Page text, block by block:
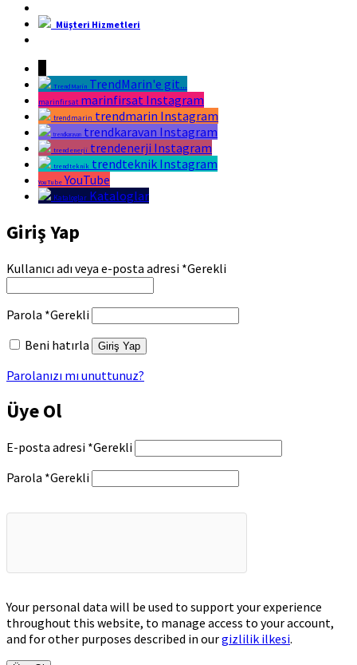
Müşteri Hizmetleri
TrendMarin TrendMarin'e git...
marinfirsat marinfirsat Instagram
trendmarin trendmarin Instagram
trendkaravan trendkaravan Instagram
trendenerji trendenerji Instagram
trendteknik trendteknik Instagram
YouTube YouTube
Kataloglar Kataloglar
Giriş Yap
Kullanıcı adı veya e-posta adresi *Gerekli
Parola *Gerekli
Beni hatırla
Giriş Yap
Parolanızı mı unuttunuz?
Üye Ol
E-posta adresi *Gerekli
Parola *Gerekli
Your personal data will be used to support your experience
throughout this website, to manage access to your account,
and for other purposes described in ourgizlilik ilkesi.